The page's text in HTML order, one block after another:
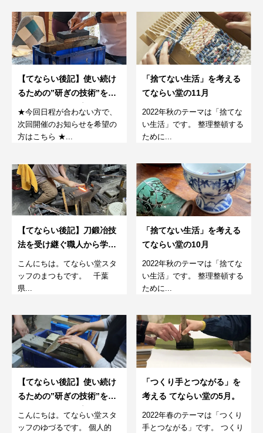
【てならい後記】使い続け
るための”研ぎの技術”を学
ぶワークショップ。22年11
月第2回
★今回日程が合わない方で、
次回開催のお知らせを希望の
方はこちら ★...
「捨てない生活」を考える
てならい堂の11月
2022年秋のテーマは「捨てな
い生活」です。 整理整頓する
ために...
【てならい後記】刀鍛冶技
法を受け継ぐ職人から学
ぶ、包丁作り2022/９/24
こんにちは。てならい堂スタ
ッフのまつもです。 千葉
県...
「捨てない生活」を考える
てならい堂の10月
2022年秋のテーマは「捨てな
い生活」です。 整理整頓する
ために...
【てならい後記】使い続け
るための”研ぎの技術”を学
ぶワークショップ。22年5
月第１回
こんにちは。てならい堂スタ
ッフのゆづるです。 個人的
「つくり手とつながる」を
考える てならい堂の5月。
2022年春のテーマは「つくり
手とつながる」です。 つくり